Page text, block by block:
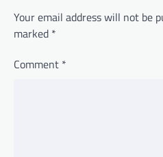
Your email address will not be
marked *
Comment *